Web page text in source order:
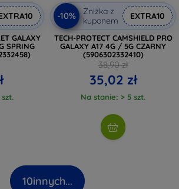
GALAXY
SPRING
-10%
Zniżka z
kuponem
EXTRA10
TECH-PROTECT CAMSHIELD PRO
GALAXY A17 4G / 5G CZARNY
(5906302332410)
38,90 zł
35,02 zł
Na stanie: > 5 szt.
10innych...